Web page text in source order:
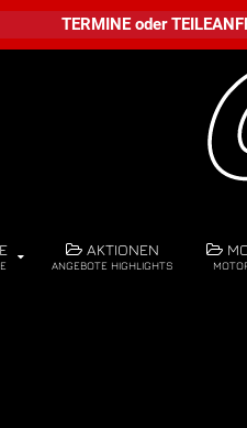
AKTIONEN
ANGEBOTE HIGHLIGHTS
TERMINEoder